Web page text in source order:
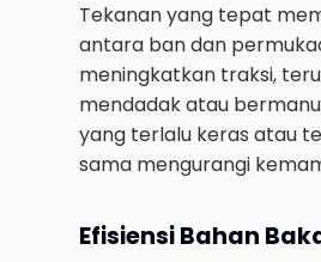
Tekanan yang tepat
antara ban dan
meningkatkan traksi,
mendadak atau
yang terlalu keras atau
sama mengurangi
Efisiensi Bahan